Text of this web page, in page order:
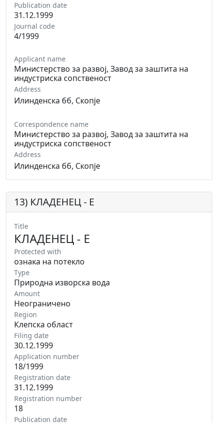
Publication date
31.12.1999
Journal code
4/1999
Applicant name
Министерство за развој, Завод за заштита на
индустриска сопственост
Address
Илинденска бб, Скопје
Correspondence name
Министерство за развој, Завод за заштита на
индустриска сопственост
Address
Илинденска бб, Скопје
13) КЛАДЕНЕЦ - Е
Title
КЛАДЕНЕЦ - Е
Protected with
ознака на потекло
Type
Природна изворска вода
Amount
Неограничено
Region
Клепска област
Filing date
30.12.1999
Application number
18/1999
Registration date
31.12.1999
Registration number
18
Publication date